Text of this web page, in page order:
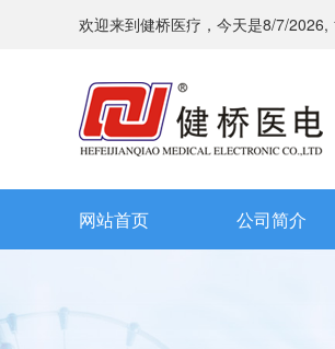
欢迎来到健桥医疗，今天是8/7/2026,
网站首页 公司简介